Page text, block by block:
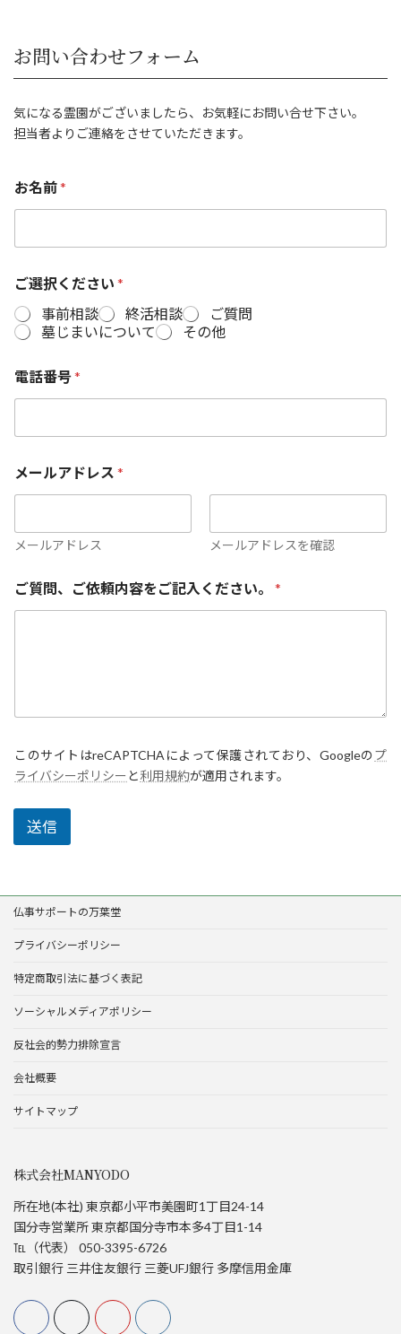
お問い合わせフォーム
気になる霊園がございましたら、お気軽にお問い合せ下さい。
担当者よりご連絡をさせていただきます。
お名前*
ご選択ください *
事前相談
終活相談
ご質問
墓じまいについて
その他
電話番号*
*
ご
、
依
頼
内
く
さ
い
。
メールアドレス *
メールアドレス メールアドレスを確認
ご質問、ご依頼内容をご記入ください。 *
このサイトはreCAPTCHAによって保護されており、Googleのプ
ライバシーポリシー と利用規約が適用されます。
送信
仏事サポートの万葉堂
プライバシーポリシー
特定商取引法に基づく表記
ソーシャルメディアポリシー
反社会的勢力排除宣言
会社概要
サイトマップ
株式会社MANYODO
所在地(本社) 東京都小平市美園町1丁目24-14
国分寺営業所 東京都国分寺市本多4丁目1-14
℡（代表） 050-3395-6726
取引銀行 三井住友銀行 三菱UFJ銀行 多摩信用金庫